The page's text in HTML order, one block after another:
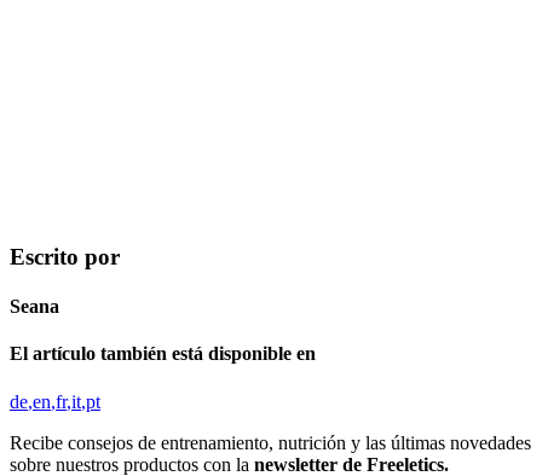
Escrito por
Seana
El artículo también está disponible en
de en fr it pt
Recibe consejos de entrenamiento, nutrición y las últimas novedades
sobre nuestros productos con la newsletter de Freeletics.